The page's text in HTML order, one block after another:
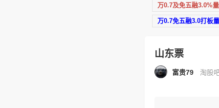
万0.7及免五融3.0%
万0.7免五融3.0打板
山东票
富贵79 淘股